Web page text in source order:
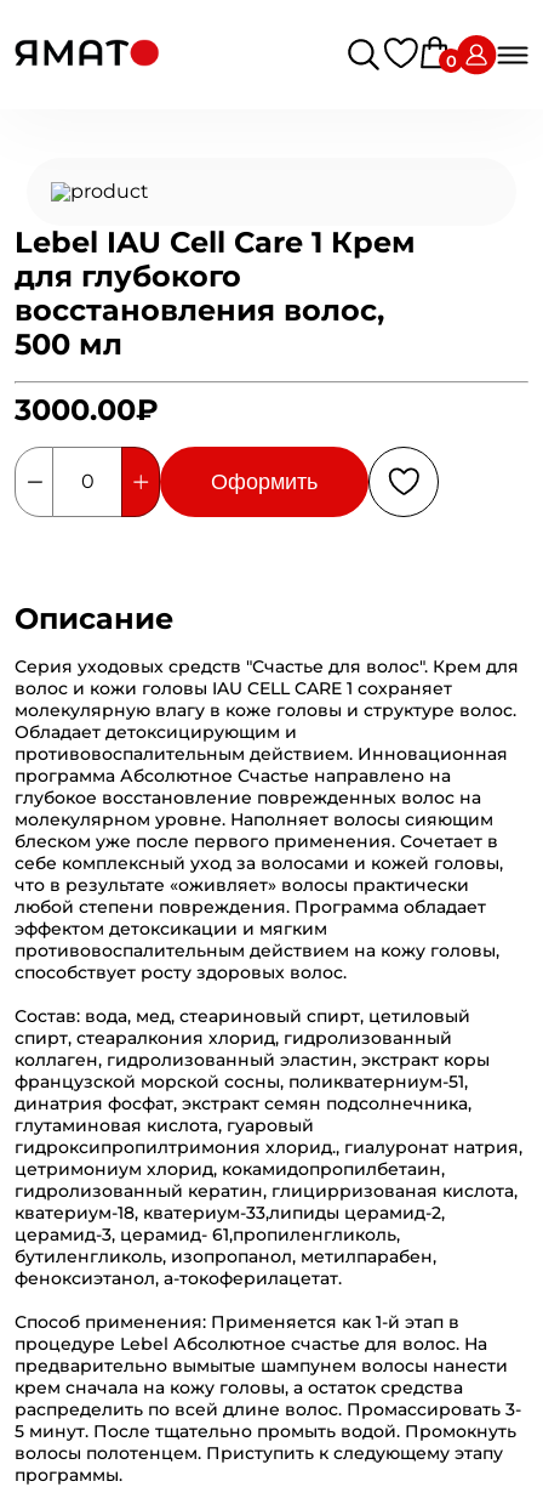
0
Lebel IAU Cell Care 1 Крем
для глубокого
восстановления волос,
500 мл
3000.00₽
0 Оформить
Описание
Серия уходовых средств "Счастье для волос". Крем для
волос и кожи головы IAU CELL CARE 1 сохраняет
молекулярную влагу в коже головы и структуре волос.
Обладает детоксицирующим и
противовоспалительным действием. Инновационная
программа Абсолютное Счастье направлено на
глубокое восстановление поврежденных волос на
молекулярном уровне. Наполняет волосы сияющим
блеском уже после первого применения. Сочетает в
себе комплексный уход за волосами и кожей головы,
что в результате «оживляет» волосы практически
любой степени повреждения. Программа обладает
эффектом детоксикации и мягким
противовоспалительным действием на кожу головы,
способствует росту здоровых волос.
Состав: вода, мед, стеариновый спирт, цетиловый
спирт, стеаралкония хлорид, гидролизованный
коллаген, гидролизованный эластин, экстракт коры
французской морской сосны, поликватерниум-51,
динатрия фосфат, экстракт семян подсолнечника,
глутаминовая кислота, гуаровый
гидроксипропилтримония хлорид., гиалуронат натрия,
цетримониум хлорид, кокамидопропилбетаин,
гидролизованный кератин, глицирризованая кислота,
кватериум-18, кватериум-33,липиды церамид-2,
церамид-3, церамид- 61,пропиленгликоль,
бутиленгликоль, изопропанол, метилпарабен,
феноксиэтанол, а-токоферилацетат.
Способ применения: Применяется как 1-й этап в
процедуре Lebel Абсолютное счастье для волос. На
предварительно вымытые шампунем волосы нанести
крем сначала на кожу головы, а остаток средства
распределить по всей длине волос. Промассировать 3-
5 минут. После тщательно промыть водой. Промокнуть
волосы полотенцем. Приступить к следующему этапу
программы.